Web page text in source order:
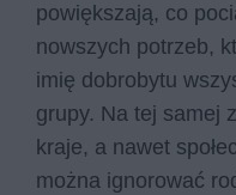
powiększają, co
nowszych potrzeb,
imię dobrobytu
grupy. Na tej samej
kraje, a nawet
można ignorować